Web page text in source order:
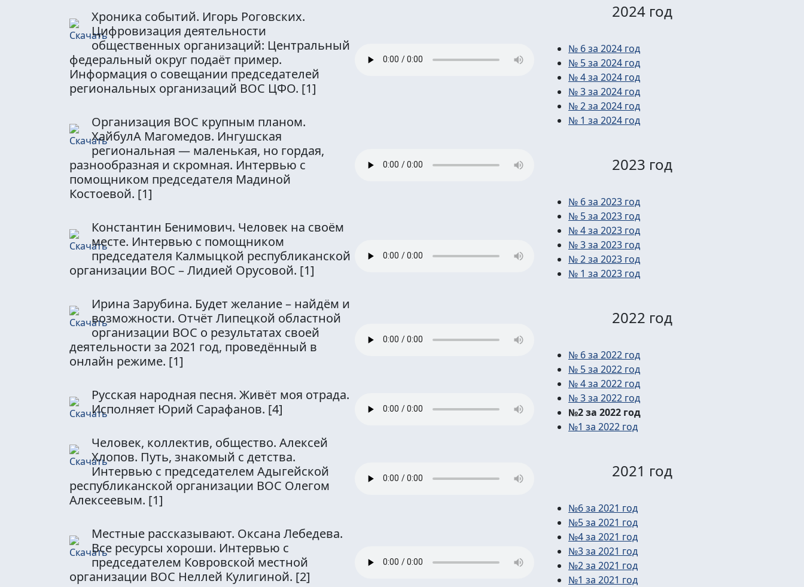
Хроника событий. Игорь Роговских.
Цифровизация деятельности
общественных организаций: Центральный
федеральный округ подаёт пример.
Информация о совещании председателей
региональных организаций ВОС ЦФО. [1]
Организация ВОС крупным планом.
ХайбулА Магомедов. Ингушская
региональная — маленькая, но гордая,
разнообразная и скромная. Интервью с
помощником председателя Мадиной
Костоевой. [1]
Константин Бенимович. Человек на своём
месте. Интервью с помощником
председателя Калмыцкой республиканской
организации ВОС – Лидией Орусовой. [1]
Ирина Зарубина. Будет желание – найдём и
возможности. Отчёт Липецкой областной
организации ВОС о результатах своей
деятельности за 2021 год, проведённый в
онлайн режиме. [1]
Русская народная песня. Живёт моя отрада.
Исполняет Юрий Сарафанов. [4]
Человек, коллектив, общество. Алексей
Хлопов. Путь, знакомый с детства.
Интервью с председателем Адыгейской
республиканской организации ВОС Олегом
Алексеевым. [1]
Местные рассказывают. Оксана Лебедева.
Все ресурсы хороши. Интервью с
председателем Ковровской местной
организации ВОС Неллей Кулигиной. [2]
2024 год
№ 6 за 2024 год
№ 5 за 2024 год
№ 4 за 2024 год
№ 3 за 2024 год
№ 2 за 2024 год
№ 1 за 2024 год
2023 год
№ 6 за 2023 год
№ 5 за 2023 год
№ 4 за 2023 год
№ 3 за 2023 год
№ 2 за 2023 год
№ 1 за 2023 год
2022 год
№ 6 за 2022 год
№ 5 за 2022 год
№ 4 за 2022 год
№ 3 за 2022 год
№2 за 2022 год
№1 за 2022 год
2021 год
№6 за 2021 год
№5 за 2021 год
№4 за 2021 год
№3 за 2021 год
№2 за 2021 год
№1 за 2021 год